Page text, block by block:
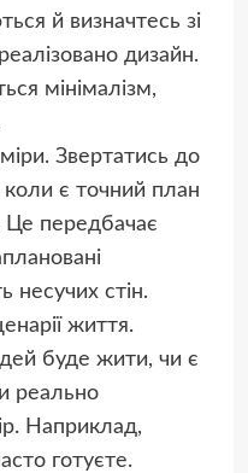
й визначтесь зі
дизайн.
мінімалізм,
Звертатись до
коли є точний план
Це передбачає
несучих стін.
життя.
буде жити, чи є
реально
Наприклад,
готуєте.